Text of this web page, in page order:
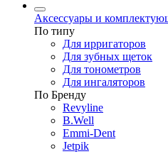
Аксессуары и
По типу
Для ирригаторов
Для зубных щеток
Для тонометров
Для ингаляторов
По Бренду
Revyline
B.Well
Emmi-Dent
Jetpik